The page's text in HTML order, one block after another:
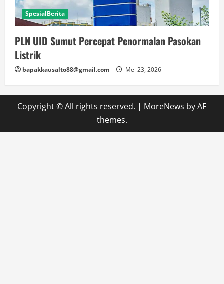
SpesialBerita
PLN UID Sumut Percepat Penormalan Pasokan
Listrik
bapakkausalto88@gmail.com Mei 23, 2026
Copyright © All rights reserved. | MoreNews by AF
themes.